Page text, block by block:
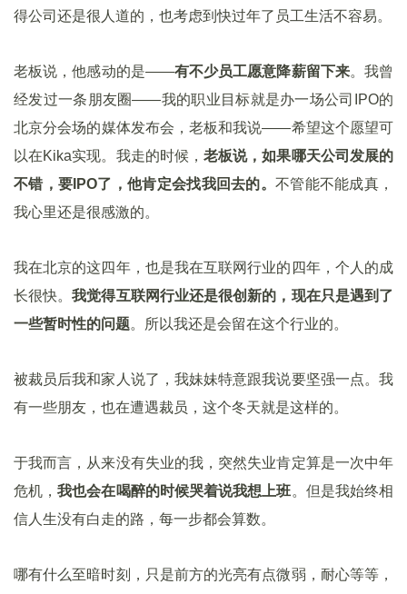
得公司还是很人道的，也考虑到快过年了员工生活不容易。
老板说，他感动的是——有不少员工愿意降薪留下来。我曾
经发过一条朋友圈——我的职业目标就是办一场公司IPO的
北京分会场的媒体发布会，老板和我说——希望这个愿望可
以在Kika实现。我走的时候， 老板说，如果哪天公司发展的
不错，要IPO了，他肯定会找我回去的。 不管能不能成真，
我心里还是很感激的。
我在北京的这四年，也是我在互联网行业的四年，个人的成
长很快。我觉得互联网行业还是很创新的，现在只是遇到了
一些暂时性的问题。所以我还是会留在这个行业的。
被裁员后我和家人说了，我妹妹特意跟我说要坚强一点。我
有一些朋友，也在遭遇裁员，这个冬天就是这样的。
于我而言，从来没有失业的我，突然失业肯定算是一次中年
危机，我也会在喝醉的时候哭着说我想上班。但是我始终相
信人生没有白走的路，每一步都会算数。
哪有什么至暗时刻，只是前方的光亮有点微弱，耐心等等，